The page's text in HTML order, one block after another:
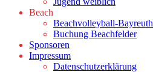
Beach
Beachvolleyball-Bayreuth
Buchung Beachfelder
Sponsoren
Impressum
Datenschutzerklärung